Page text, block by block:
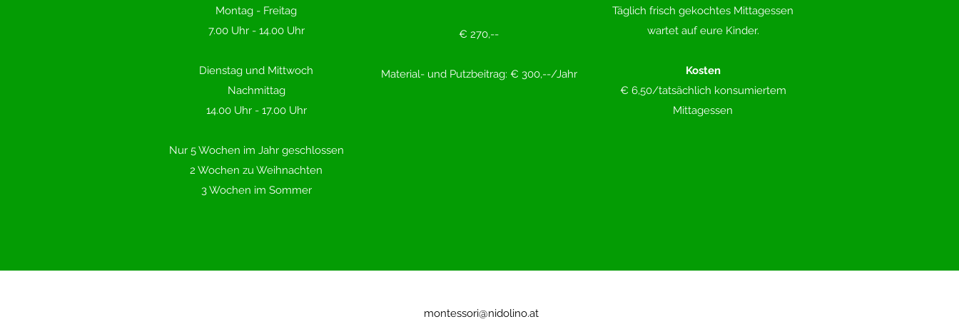
Montag - Freitag
7.00 Uhr - 14.00 Uhr
Dienstag und Mittwoch
Nachmittag
14.00 Uhr - 17.00 Uhr
Nur 5 Wochen im Jahr geschlossen
2 Wochen zu Weihnachten
3 Wochen im Sommer
€ 270,--
Material- und Putzbeitrag: € 300,--/Jahr
Täglich frisch gekochtes Mittagessen
wartet auf eure Kinder.
Kosten
€ 6,50/tatsächlich konsumiertem
Mittagessen
montessori@nidolino.at